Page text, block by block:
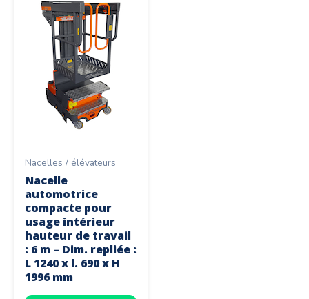
Nacelles / élévateurs
Nacelle
automotrice
compacte pour
usage intérieur
hauteur de travail
: 6 m – Dim. repliée :
L 1240 x l. 690 x H
1996 mm